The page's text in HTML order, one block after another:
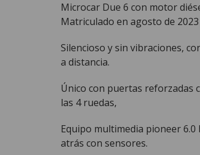
Microcar Due 6 con motor
Matriculado en agosto de
Silencioso y sin vibraciones,
a distancia.
Único con puertas reforzadas
las 4 ruedas,
Equipo multimedia pioneer 6.0
atrás con sensores.